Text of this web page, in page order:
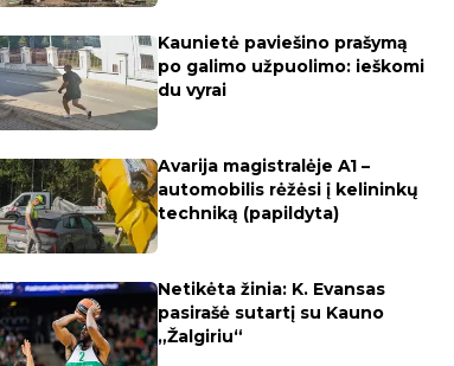
Kaunietė paviešino prašymą
po galimo užpuolimo: ieškomi
du vyrai
Avarija magistralėje A1 –
automobilis rėžėsi į kelininkų
techniką (papildyta)
Netikėta žinia: K. Evansas
pasirašė sutartį su Kauno
„Žalgiriu“